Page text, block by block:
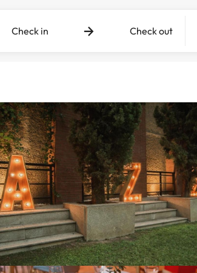
Check in Check out